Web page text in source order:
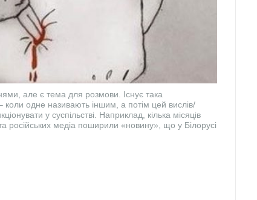
але є тема для розмови. Існує така
коли одне називають іншим, а потім цей вислів/
у суспільстві. Наприклад, кілька місяців
російських медіа поширили «новину», що у Білорусі